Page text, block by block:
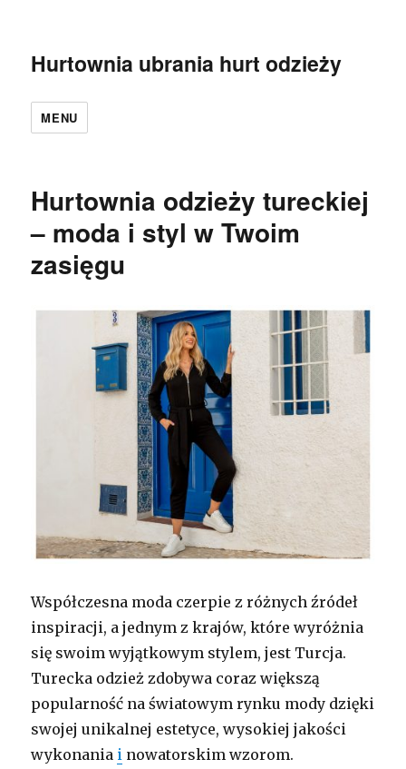
Hurtownia ubrania hurt odzieży
MENU
Hurtownia odzieży tureckiej
– moda i styl w Twoim
zasięgu
Współczesna moda czerpie z różnych źródeł
inspiracji, a jednym z krajów, które wyróżnia
się swoim wyjątkowym stylem, jest Turcja.
Turecka odzież zdobywa coraz większą
popularność na światowym rynku mody dzięki
swojej unikalnej estetyce, wysokiej jakości
wykonania i nowatorskim wzorom.